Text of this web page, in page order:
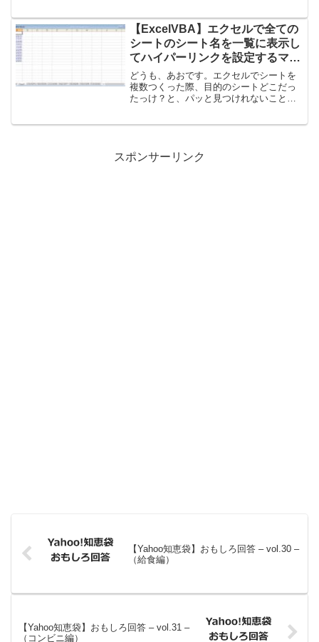
くので、右上の十字のアイコンをクリッ
ク以下のプロ...
【ExcelVBA】エクセルで全ての
シートのシート名を一覧に表示し
てハイパーリンクを設定するマク
ロ
どうも、あおです。エクセルでシートを
複数つくった際、目的のシートどこだっ
たっけ？と、パッと見つけれないことが
スポンサーリンク
【Yahoo知恵袋】おもしろ回答 – vol.30 –
（給食編）
【Yahoo知恵袋】おもしろ回答 – vol.31 –
（コンビニ編）